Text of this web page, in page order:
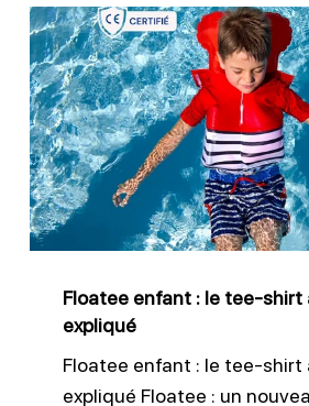
Floatee
enfant
:
le
tee-
shirt
anti-
expliqué
Floatee enfant : le tee-
expliqué
Floatee enfant : le tee-
expliqué Floatee : un